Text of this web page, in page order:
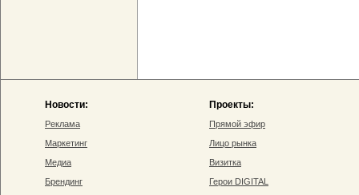
Новости:
Реклама
Маркетинг
Медиа
Брендинг
Проекты:
Прямой эфир
Лицо рынка
Визитка
Герои DIGITAL